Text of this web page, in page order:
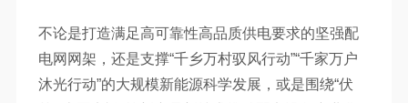
不论是打造满足高可靠性高品质供电要求的坚强配
电网网架，还是支撑“千乡万村驭风行动”“千家万户
沐光行动”的大规模新能源科学发展，或是围绕“伏